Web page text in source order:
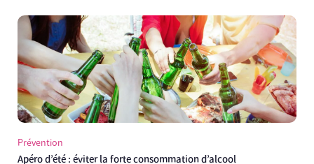
Prévention
Apéro d’été : éviter la forte consommation d’alcool